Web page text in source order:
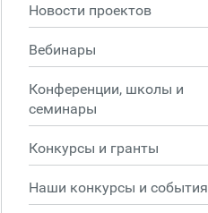
Новости проектов
Вебинары
Конференции, школы и
семинары
Конкурсы и гранты
Наши конкурсы и события